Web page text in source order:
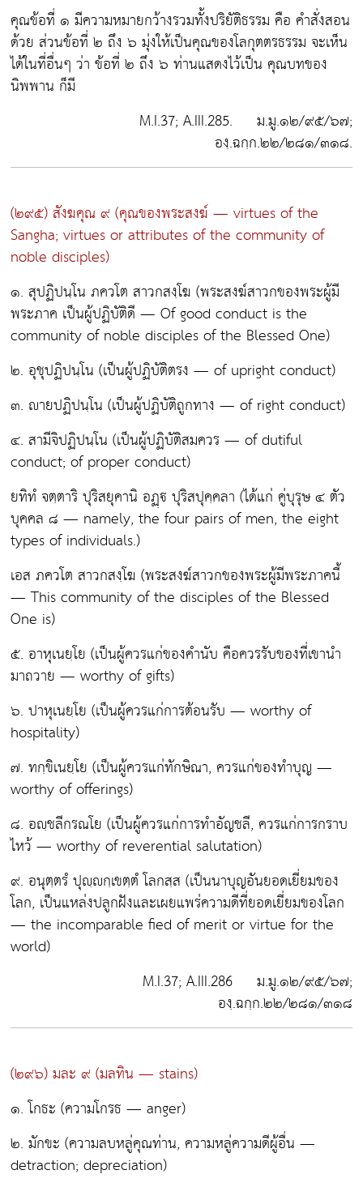
คุณข้อที่ ๑ มีความหมายกว้างรวมทั้งปริยัติธรรม คือ คำสั่งสอน
ด้วย ส่วนข้อที่ ๒ ถึง ๖ มุ่งให้เป็นคุณของโลกุตตรธรรม จะเห็น
ได้ในที่อื่นๆ ว่า ข้อที่ ๒ ถึง ๖ ท่านแสดงไว้เป็น คุณบทของ
นิพพาน ก็มี
M.I.37; A.III.285. ม.มู.๑๒/๙๕/๖๗;
องฺ.ฉกฺก.๒๒/๒๘๑/๓๑๘.
(๒๙๕) สังฆคุณ ๙ (คุณของพระสงฆ์ — virtues of the
Sangha; virtues or attributes of the community of
noble disciples)
๑. สุปฏิปนฺโน ภควโต สาวกสงฺโฆ (พระสงฆ์สาวกของพระผู้มี
พระภาค เป็นผู้ปฏิบัติดี — Of good conduct is the
community of noble disciples of the Blessed One)
๒. อุชุปฏิปนฺโน (เป็นผู้ปฏิบัติตรง — of upright conduct)
๓. ายปฏิปนฺโน (เป็นผู้ปฏิบัติถูกทาง — of right conduct)
๔. สามีจิปฏิปนฺโน (เป็นผู้ปฏิบัติสมควร — of dutiful
conduct; of proper conduct)
ยทิทํ จตฺตาริ ปุริสยุคานิ อฏฺ ปุริสปุคฺคลา (ได้แก่ คู่บุรุษ ๔ ตัว
บุคคล ๘ — namely, the four pairs of men, the eight
types of individuals.)
เอส ภควโต สาวกสงฺโฆ (พระสงฆ์สาวกของพระผู้มีพระภาคนี้
— This community of the disciples of the Blessed
One is)
๕. อาหุเนยฺโย (เป็นผู้ควรแก่ของคำนับ คือควรรับของที่เขานำ
มาถวาย — worthy of gifts)
๖. ปาหุเนยฺโย (เป็นผู้ควรแก่การต้อนรับ — worthy of
hospitality)
๗. ทกฺขิเนยฺโย (เป็นผู้ควรแก่ทักษิณา, ควรแก่ของทำบุญ —
worthy of offerings)
๘. อญฺชลีกรณโย (เป็นผู้ควรแก่การทำอัญชลี, ควรแก่การกราบ
ไหว้ — worthy of reverential salutation)
๙. อนุตฺตรํ ปุญฺกฺเขตฺตํ โลกสฺส (เป็นนาบุญอันยอดเยี่ยมของ
โลก, เป็นแหล่งปลูกฝังและเผยแพร่ความดีที่ยอดเยี่ยมของโลก
— the incomparable fied of merit or virtue for the
world)
M.I.37; A.III.286 ม.มู.๑๒/๙๕/๖๗;
องฺ.ฉกฺก.๒๒/๒๘๑/๓๑๘
(๒๙๖) มละ ๙ (มลทิน — stains)
๑. โกธะ (ความโกรธ — anger)
๒. มักขะ (ความลบหลู่คุณท่าน, ความหลู่ความดีผู้อื่น —
detraction; depreciation)